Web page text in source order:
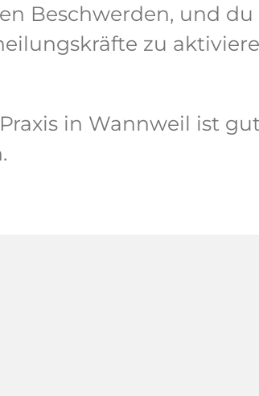
Beschwerden, und
zu
in Wannweil ist